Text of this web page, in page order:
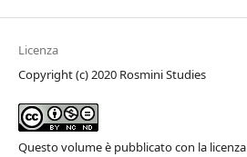
Licenza
Copyright (c) 2020 Rosmini Studies
Questo volume è pubblicato con la licenza